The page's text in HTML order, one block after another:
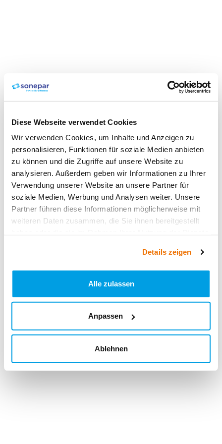
Diese Webseite verwendet Cookies
Wir verwenden Cookies, um Inhalte und Anzeigen zu
personalisieren, Funktionen für soziale Medien anbieten
zu können und die Zugriffe auf unsere Website zu
analysieren. Außerdem geben wir Informationen zu Ihrer
Verwendung unserer Website an unsere Partner für
soziale Medien, Werbung und Analysen weiter. Unsere
Partner führen diese Informationen möglicherweise mit
weiteren Daten zusammen, die Sie ihnen bereitgestellt
Details zeigen
Alle zulassen
Anpassen
Ablehnen